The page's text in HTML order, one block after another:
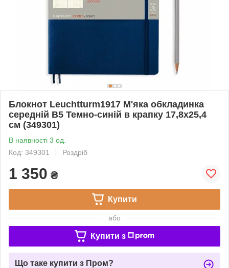
Блокнот Leuchtturm1917 М'яка обкладинка
середній В5 Темно-синій в крапку 17,8х25,4
см (349301)
В наявності 3 од.
Код: 349301
Роздріб
1 350 ₴
Купити
або
Купити з
Що таке купити з Пром?